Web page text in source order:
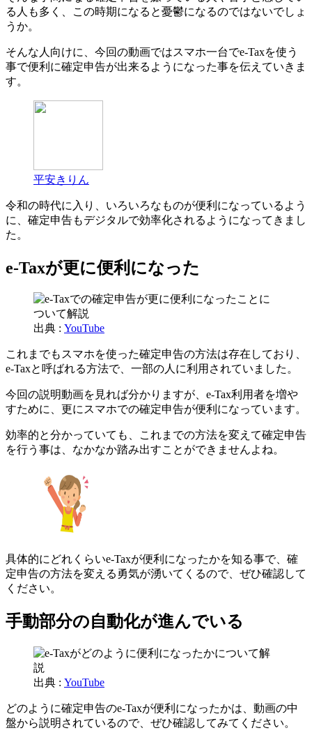
る人も多く、この時期になると憂鬱になるのではないでしょ
うか。
そんな人向けに、今回の動画ではスマホ一台でe-Taxを使う
事で便利に確定申告が出来るようになった事を伝えていきま
す。
平安きりん
令和の時代に入り、いろいろなものが便利になっているよう
に、確定申告もデジタルで効率化されるようになってきまし
た。
e-Taxが更に便利になった
出典 : YouTube
これまでもスマホを使った確定申告の方法は存在しており、
e-Taxと呼ばれる方法で、一部の人に利用されていました。
今回の説明動画を見れば分かりますが、e-Tax利用者を増や
すために、更にスマホでの確定申告が便利になっています。
効率的と分かっていても、これまでの方法を変えて確定申告
を行う事は、なかなか踏み出すことができませんよね。
具体的にどれくらいe-Taxが便利になったかを知る事で、確
定申告の方法を変える勇気が湧いてくるので、ぜひ確認して
ください。
手動部分の自動化が進んでいる
出典 : YouTube
どのように確定申告のe-Taxが便利になったかは、動画の中
盤から説明されているので、ぜひ確認してみてください。